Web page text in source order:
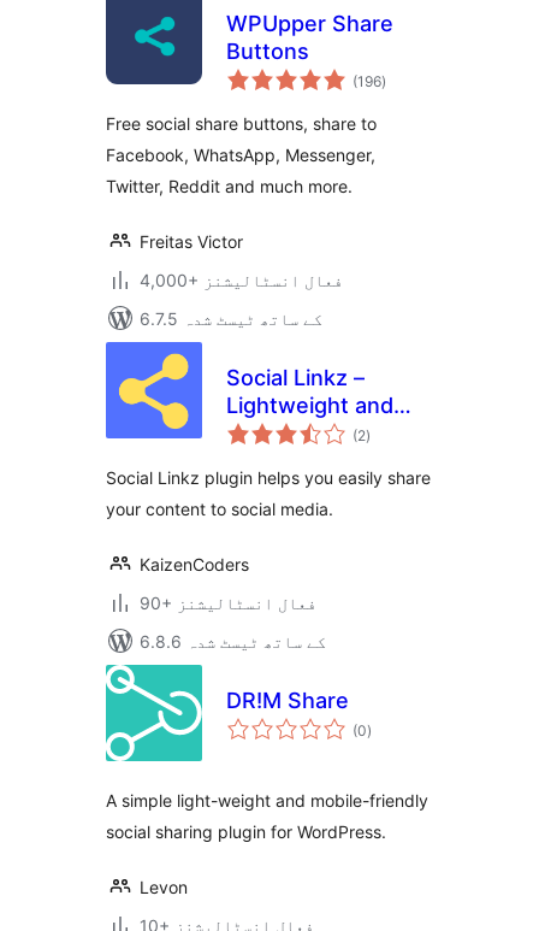
WPUpper Share
Buttons
(196مجموعی
درجہ
)
Free social share buttons, share to
Facebook, WhatsApp, Messenger,
Twitter, Reddit and much more.
Freitas Victor
4,000+ فعال انسٹالیشنز
6.7.5 کے ساتھ ٹیسٹ شدہ
Social Linkz –
Lightweight and
fast social media
(2مجموعی
درجہ
)
Social Linkz plugin helps you easily share
your content to social media.
KaizenCoders
90+ فعال انسٹالیشنز
6.8.6 کے ساتھ ٹیسٹ شدہ
DR!M Share
(0مجموعی
درجہ
)
A simple light-weight and mobile-friendly
social sharing plugin for WordPress.
Levon
10+ فعال انسٹالیشنز